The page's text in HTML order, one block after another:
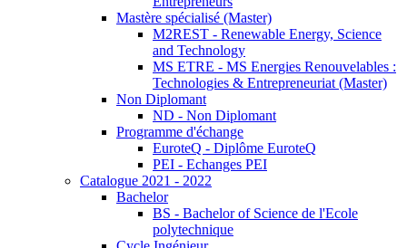
Mastère spécialisé (Master)
M2REST - Renewable Energy, Science
and Technology
MS ETRE - MS Energies Renouvelables :
Technologies & Entrepreneuriat (Master)
Non Diplomant
ND - Non Diplomant
Programme d'échange
EuroteQ - Diplôme EuroteQ
PEI - Echanges PEI
Catalogue 2021 - 2022
Bachelor
BS - Bachelor of Science de l'Ecole
polytechnique